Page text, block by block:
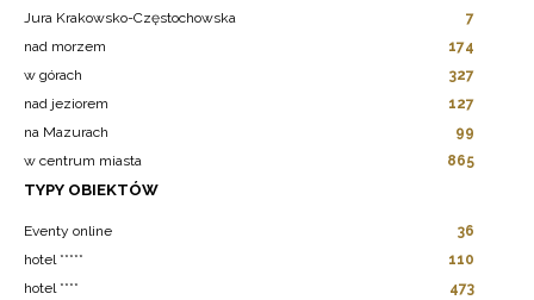
Jura Krakowsko-Częstochowska
7
nad morzem
174
w górach
327
nad jeziorem
127
na Mazurach
99
w centrum miasta
865
TYPY OBIEKTÓW
Eventy online
36
hotel *****
110
hotel ****
473